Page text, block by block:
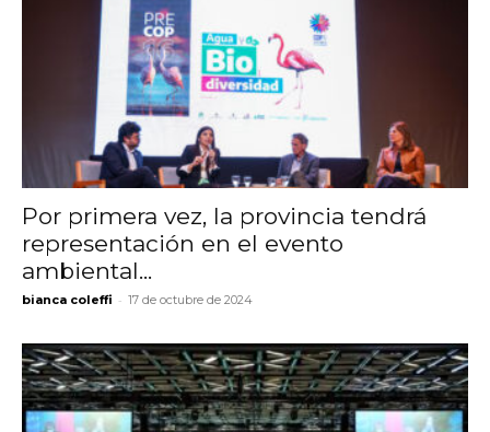
Por primera vez, la provincia tendrá
representación en el evento
ambiental...
bianca coleffi - 17 de octubre de 2024